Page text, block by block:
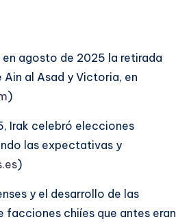
en agosto de 2025 la retirada
al Asad y Victoria, en
)
Irak celebró elecciones
las expectativas y
)
y el desarrollo de las
facciones chiíes que antes eran